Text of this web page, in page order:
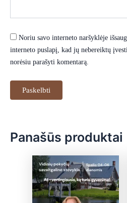
Noriu savo interneto naršyklėje
interneto puslapį, kad jų nebereiktų
norėsiu parašyti komentarą.
Panašūs produktai